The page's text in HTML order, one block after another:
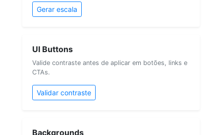
Gerar escala
UI Buttons
Valide contraste antes de aplicar em botões, links e
CTAs.
Validar contraste
Backgrounds